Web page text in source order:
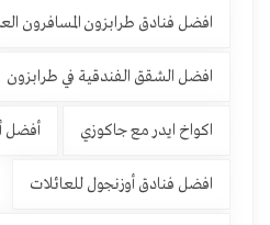
افضل فنادق طرابزون المسافرون
افضل الشقق الفندقية في طرابزون
اكواخ ايدر مع جاكوزي أفضل
افضل فنادق أوزنجول للعائلات